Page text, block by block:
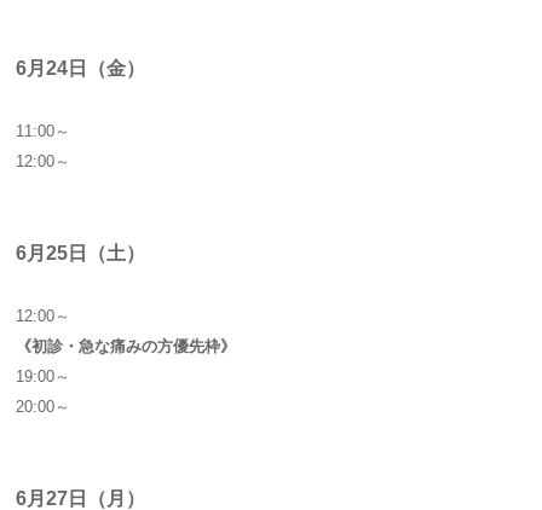
6月24日（金）
11:00～
12:00～
6月25日（土）
12:00～
《初診・急な痛みの方優先枠》
19:00～
20:00～
6月27日（月）